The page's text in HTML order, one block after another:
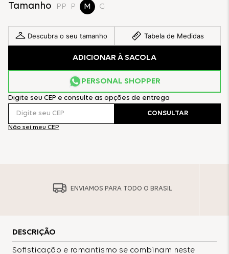
Tamanho PP P M G
Descubra o seu tamanho Tabela de Medidas
ADICIONAR À SACOLA
PERSONAL SHOPPER
Digite seu CEP e consulte as opções de entrega
Não sei meu CEP
CONSULTAR
ENVIAMOS PARA TODO O BRASIL
DESCRIÇÃO
Sofisticação e romantismo se combinam neste